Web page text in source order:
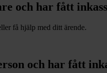
och har fått
få hjälp med ditt ärende.
och har fått